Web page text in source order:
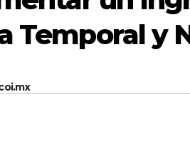
Temporal y